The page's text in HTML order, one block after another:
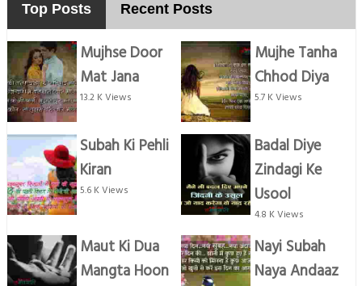
Top Posts Recent Posts
Mujhse Door
Mat Jana
13.2 K Views
Mujhe Tanha
Chhod Diya
5.7 K Views
Subah Ki Pehli
Kiran
5.6 K Views
Badal Diye
Zindagi Ke
Usool
4.8 K Views
Maut Ki Dua
Mangta Hoon
Nayi Subah
Naya Andaaz